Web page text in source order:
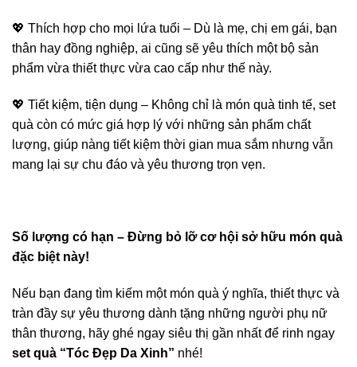
💖 Thích hợp cho mọi lứa tuổi – Dù là mẹ, chị em gái, bạn
thân hay đồng nghiệp, ai cũng sẽ yêu thích một bộ sản
phẩm vừa thiết thực vừa cao cấp như thế này.
💖 Tiết kiệm, tiện dụng – Không chỉ là món quà tinh tế, set
quà còn có mức giá hợp lý với những sản phẩm chất
lượng, giúp nàng tiết kiệm thời gian mua sắm nhưng vẫn
mang lại sự chu đáo và yêu thương trọn vẹn.
Số lượng có hạn – Đừng bỏ lỡ cơ hội sở hữu món quà
đặc biệt này!
Nếu bạn đang tìm kiếm một món quà ý nghĩa, thiết thực và
tràn đầy sự yêu thương dành tặng những người phụ nữ
thân thương, hãy ghé ngay siêu thị gần nhất để rinh ngay
set quà “Tóc Đẹp Da Xinh” nhé!